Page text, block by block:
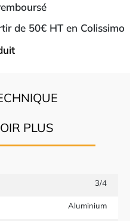
de 50€ HT en Colissimo
PLUS
3/4
Aluminium